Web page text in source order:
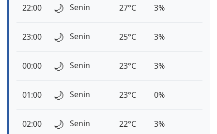
22:00 🌙 Senin 27°C 3%
23:00 🌙 Senin 25°C 3%
00:00 🌙 Senin 23°C 3%
01:00 🌙 Senin 23°C 0%
02:00 🌙 Senin 22°C 3%